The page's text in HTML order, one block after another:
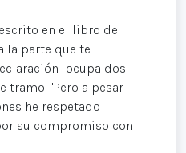
en el libro de
la parte que te
-ocupa dos
tramo: "Pero a pesar
he respetado
su compromiso con